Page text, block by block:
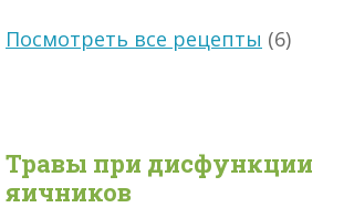
Посмотреть все рецепты (6)
Травы при дисфункции
яичников